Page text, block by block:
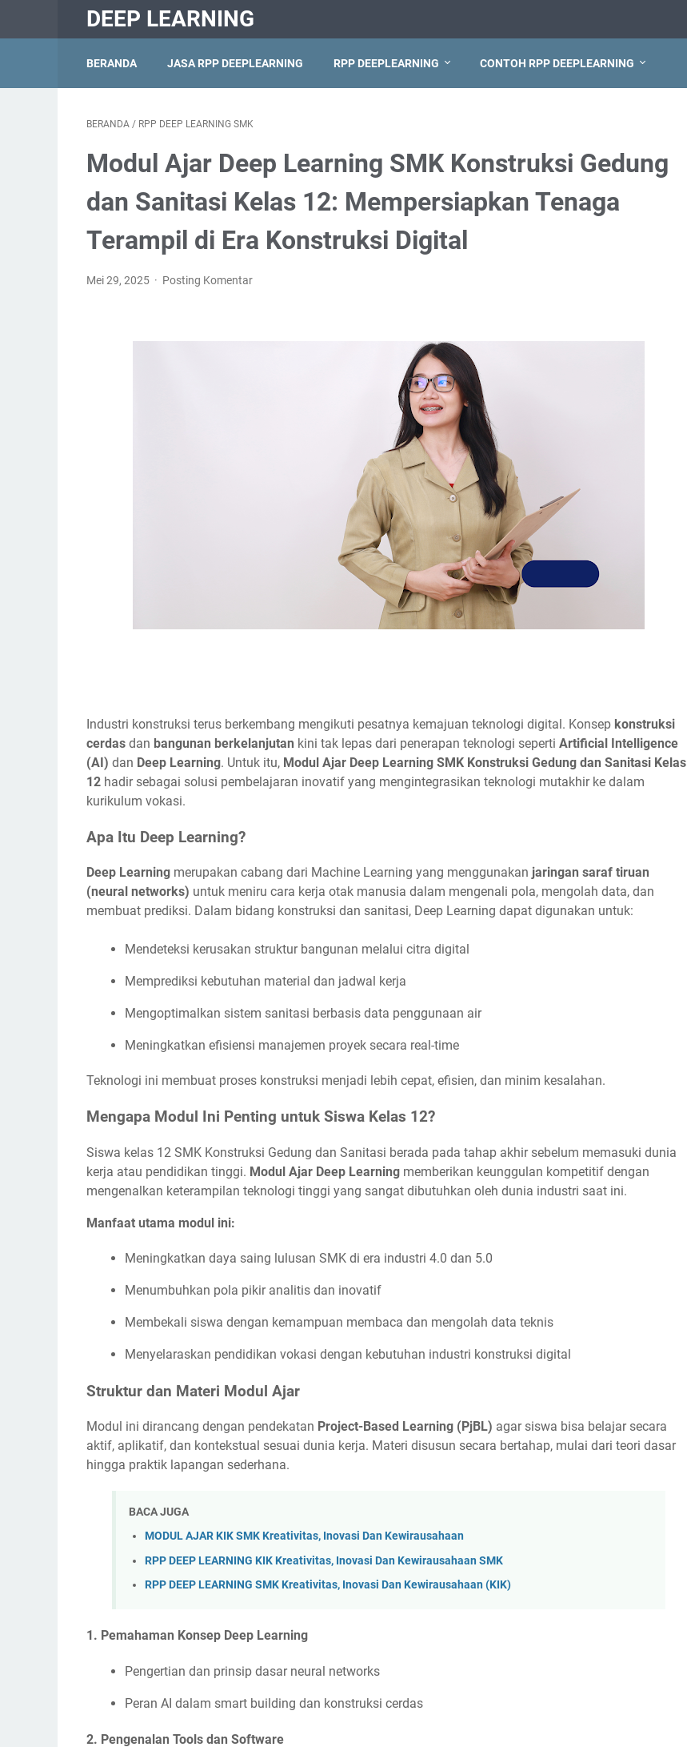
DEEP LEARNING
BERANDA JASA RPP DEEPLEARNING RPP DEEPLEARNING CONTOH RPP DEEPLEARNING
BERANDA / RPP DEEP LEARNING SMK
Modul Ajar Deep Learning SMK Konstruksi Gedung
dan Sanitasi Kelas 12: Mempersiapkan Tenaga
Terampil di Era Konstruksi Digital
Mei 29, 2025 Posting Komentar
Industri konstruksi terus berkembang mengikuti pesatnya kemajuan teknologi digital. Konsep konstruksi
cerdas dan bangunan berkelanjutan kini tak lepas dari penerapan teknologi seperti Artificial Intelligence
(AI) dan Deep Learning. Untuk itu, Modul Ajar Deep Learning SMK Konstruksi Gedung dan Sanitasi Kelas
12 hadir sebagai solusi pembelajaran inovatif yang mengintegrasikan teknologi mutakhir ke dalam
kurikulum vokasi.
Apa Itu Deep Learning?
Deep Learning merupakan cabang dari Machine Learning yang menggunakan jaringan saraf tiruan
(neural networks) untuk meniru cara kerja otak manusia dalam mengenali pola, mengolah data, dan
membuat prediksi. Dalam bidang konstruksi dan sanitasi, Deep Learning dapat digunakan untuk:
Mendeteksi kerusakan struktur bangunan melalui citra digital
Memprediksi kebutuhan material dan jadwal kerja
Mengoptimalkan sistem sanitasi berbasis data penggunaan air
Meningkatkan efisiensi manajemen proyek secara real-time
Teknologi ini membuat proses konstruksi menjadi lebih cepat, efisien, dan minim kesalahan.
Mengapa Modul Ini Penting untuk Siswa Kelas 12?
Siswa kelas 12 SMK Konstruksi Gedung dan Sanitasi berada pada tahap akhir sebelum memasuki dunia
kerja atau pendidikan tinggi. Modul Ajar Deep Learning memberikan keunggulan kompetitif dengan
mengenalkan keterampilan teknologi tinggi yang sangat dibutuhkan oleh dunia industri saat ini.
Manfaat utama modul ini:
Meningkatkan daya saing lulusan SMK di era industri 4.0 dan 5.0
Menumbuhkan pola pikir analitis dan inovatif
Membekali siswa dengan kemampuan membaca dan mengolah data teknis
Menyelaraskan pendidikan vokasi dengan kebutuhan industri konstruksi digital
Struktur dan Materi Modul Ajar
Modul ini dirancang dengan pendekatan Project-Based Learning (PjBL) agar siswa bisa belajar secara
aktif, aplikatif, dan kontekstual sesuai dunia kerja. Materi disusun secara bertahap, mulai dari teori dasar
hingga praktik lapangan sederhana.
BACA JUGA
MODUL AJAR KIK SMK Kreativitas, Inovasi Dan Kewirausahaan
RPP DEEP LEARNING KIK Kreativitas, Inovasi Dan Kewirausahaan SMK
RPP DEEP LEARNING SMK Kreativitas, Inovasi Dan Kewirausahaan (KIK)
1. Pemahaman Konsep Deep Learning
Pengertian dan prinsip dasar neural networks
Peran AI dalam smart building dan konstruksi cerdas
2. Pengenalan Tools dan Software